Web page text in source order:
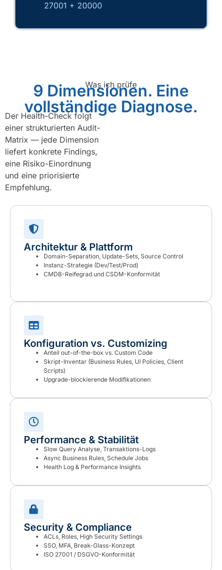
27001 + 20000
Was ich prüfe
9 Dimensionen. Eine
vollständige Diagnose.
Der Health-Check folgt
einer strukturierten Audit-
Matrix — jede Dimension
liefert konkrete Findings,
eine Risiko-Einordnung
und eine priorisierte
Empfehlung.
Architektur & Plattform
Domain-Separation, Update-Sets, Source Control
Instanz-Strategie (Dev/Test/Prod)
CMDB-Reifegrad und CSDM-Konformität
Konfiguration vs. Customizing
Anteil out-of-the-box vs. Custom Code
Skript-Inventar (Business Rules, UI Policies, Client
Scripts)
Upgrade-blockierende Modifikationen
Performance & Stabilität
Slow Query Analyse, Transaktions-Logs
Async Business Rules, Schedule Jobs
Health Log & Performance Insights
Security & Compliance
ACLs, Roles, High Security Settings
SSO, MFA, Break-Glass-Konzept
ISO 27001 / DSGVO-Konformität